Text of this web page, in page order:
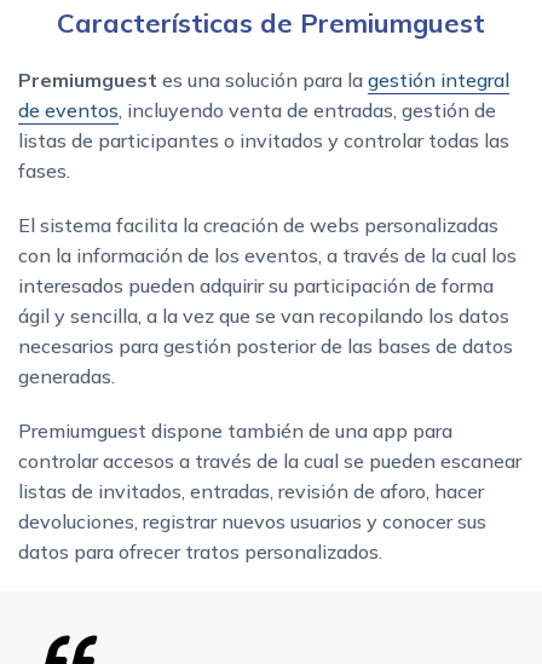
Características de Premiumguest
Premiumguest es una solución para la gestión integral
de eventos , incluyendo venta de entradas, gestión de
listas de participantes o invitados y controlar todas las
fases.
El sistema facilita la creación de webs personalizadas
con la información de los eventos, a través de la cual los
interesados pueden adquirir su participación de forma
ágil y sencilla, a la vez que se van recopilando los datos
necesarios para gestión posterior de las bases de datos
generadas.
Premiumguest dispone también de una app para
controlar accesos a través de la cual se pueden escanear
listas de invitados, entradas, revisión de aforo, hacer
devoluciones, registrar nuevos usuarios y conocer sus
datos para ofrecer tratos personalizados.